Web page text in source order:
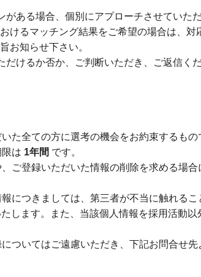
がある場合、個別にアプローチさせていた
マッチング結果をご希望の場合は、対
知らせ下さい。
だけるか否か、ご判断いただき、ご返信く
た全ての方に選考の機会をお約束するもの
は 1年間 です。
ご登録いただいた情報の削除を求める場合
につきましては、第三者が不当に触れる
します。また、当該個人情報を採用活動以
ついてはご遠慮いただき、下記お問合せ